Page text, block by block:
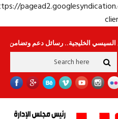
https://
رسائل دعم وتضامن للأشقاء